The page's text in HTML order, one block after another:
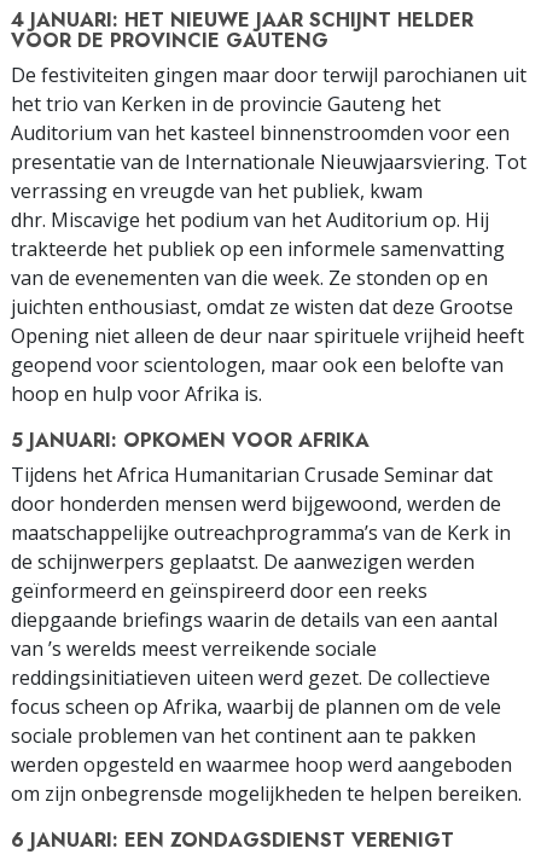
4 JANUARI: HET NIEUWE JAAR SCHIJNT HELDER
VOOR DE PROVINCIE GAUTENG
De festiviteiten gingen maar door terwijl parochianen uit
het trio van Kerken in de provincie Gauteng het
Auditorium van het kasteel binnenstroomden voor een
presentatie van de Internationale Nieuwjaarsviering. Tot
verrassing en vreugde van het publiek, kwam
dhr. Miscavige het podium van het Auditorium op. Hij
trakteerde het publiek op een informele samenvatting
van de evenementen van die week. Ze stonden op en
juichten enthousiast, omdat ze wisten dat deze Grootse
Opening niet alleen de deur naar spirituele vrijheid heeft
geopend voor scientologen, maar ook een belofte van
hoop en hulp voor Afrika is.
5 JANUARI: OPKOMEN VOOR AFRIKA
Tijdens het Africa Humanitarian Crusade Seminar dat
door honderden mensen werd bijgewoond, werden de
maatschappelijke outreachprogramma’s van de Kerk in
de schijnwerpers geplaatst. De aanwezigen werden
geïnformeerd en geïnspireerd door een reeks
diepgaande briefings waarin de details van een aantal
van ’s werelds meest verreikende sociale
reddingsinitiatieven uiteen werd gezet. De collectieve
focus scheen op Afrika, waarbij de plannen om de vele
sociale problemen van het continent aan te pakken
werden opgesteld en waarmee hoop werd aangeboden
om zijn onbegrensde mogelijkheden te helpen bereiken.
6 JANUARI: EEN ZONDAGSDIENST VERENIGT